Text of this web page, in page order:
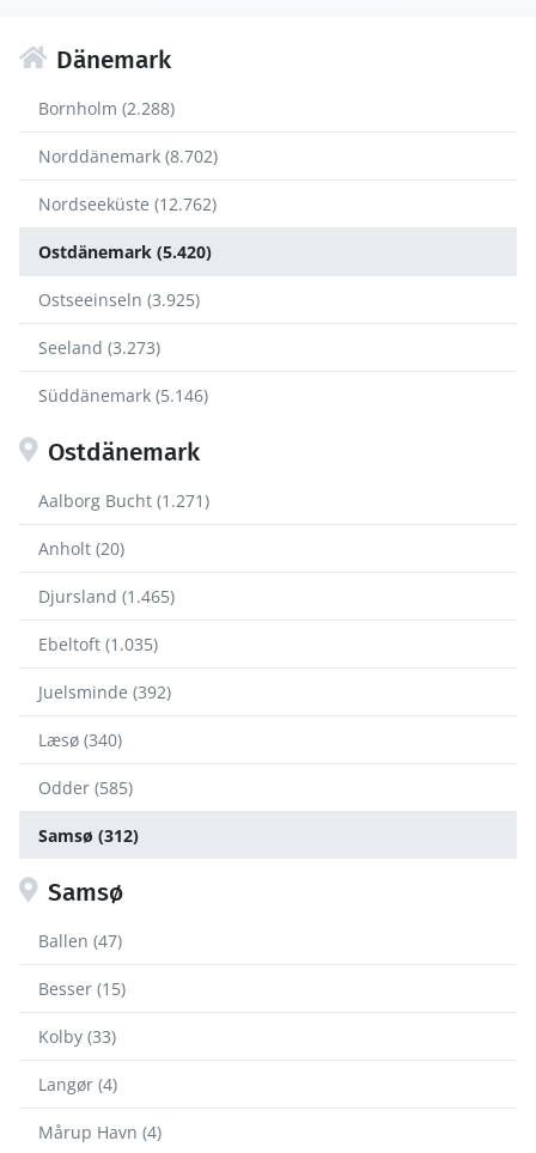
Dänemark
Bornholm (2.288)
Norddänemark (8.702)
Nordseeküste (12.762)
Ostdänemark (5.420)
Ostseeinseln (3.925)
Seeland (3.273)
Süddänemark (5.146)
Ostdänemark
Aalborg Bucht (1.271)
Anholt (20)
Djursland (1.465)
Ebeltoft (1.035)
Juelsminde (392)
Læsø (340)
Odder (585)
Samsø (312)
Samsø
Ballen (47)
Besser (15)
Kolby (33)
Langør (4)
Mårup Havn (4)